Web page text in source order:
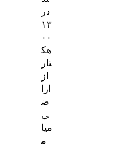
در
۱۳
۰۰
هک
تار
از
ارا
ض
ی
میا
م